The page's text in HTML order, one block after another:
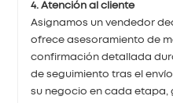
4. Atención al cliente
Asignamos un vendedor
ofrece asesoramiento de
confirmación detallada
de seguimiento tras el
su negocio en cada